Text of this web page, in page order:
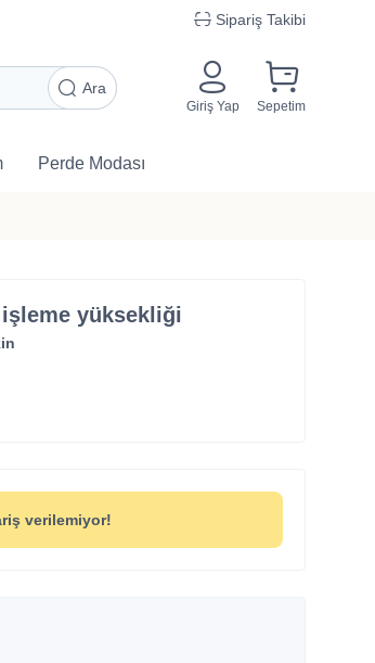
Sipariş Takibi
Giriş Yap Sepetim
Ara
Perde Modası
yüksekliği
verilemiyor!